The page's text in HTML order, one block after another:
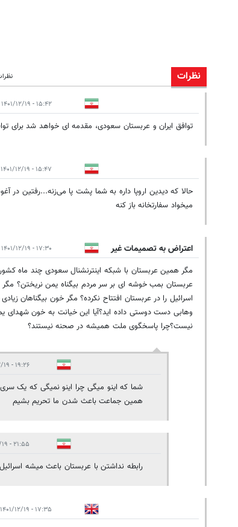
نظرات
۱۵:۴۲ - ۱۴۰۱/۱۲/۱۹
توافق ایران و عربستان سعودی، مقدمه ای خواهد شد برای
۱۵:۴۷ - ۱۴۰۱/۱۲/۱۹
حالا که دیدین اروپا داره به شما پشت پا می‌زنه...رفتین
میخواد سفارتخانه باز کنه
اعتراض به تصمیمات غیر
انقلابی
۱۷:۳۰ - ۱۴۰۱/۱۲/۱۹
مگر همین عربستان با شبکه اینترنشنال سعودی چند ماه
عربستان بمب خوشه ای بر سر مردم بیگناه یمن نریختن؟
اسرائیل را در عربستان افتتاح نکرده؟ مگر خون بیگناهان
وهابی دست دوستی داده اید؟آیا این خیانت به خون
نیست؟چرا پاسخگوی ملت همیشه در صحنه نیستند؟
۱۹:۲۶ - ۱۴۰۱/۱۲/۱۹
شما که اینو میگی چرا اینو نمیگی که یک
همین جماعت باعث شدن ما تحریم بشیم
۲۱:۵۵ - ۱۴۰۱/۱۲/۱۹
رابطه نداشتن با عربستان باعث میشه
۱۷:۳۵ - ۱۴۰۱/۱۲/۱۹